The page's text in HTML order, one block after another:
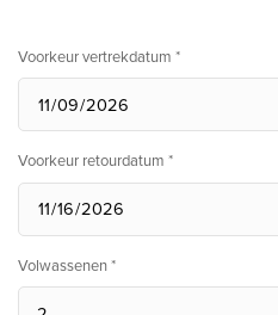
Voorkeur vertrekdatum *
Voorkeur retourdatum *
Volwassenen *